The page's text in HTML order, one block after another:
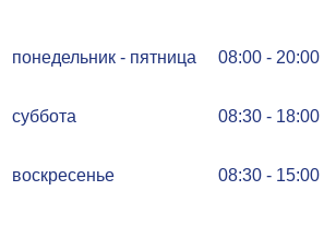
понедельник - пятница 08:00 - 20:00
суббота 08:30 - 18:00
воскресенье 08:30 - 15:00